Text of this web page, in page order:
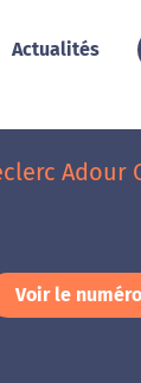
Actualités
Adour
Voir le numéro